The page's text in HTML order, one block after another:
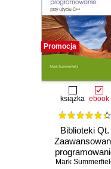
Promocja
książka ebook
Biblioteki Qt.
przy użyciu
Mark